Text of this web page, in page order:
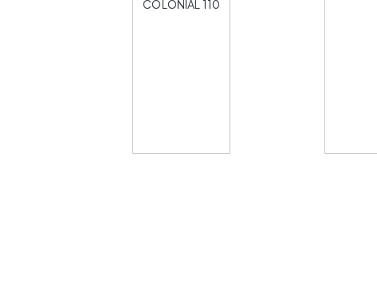
COLONIAL 110